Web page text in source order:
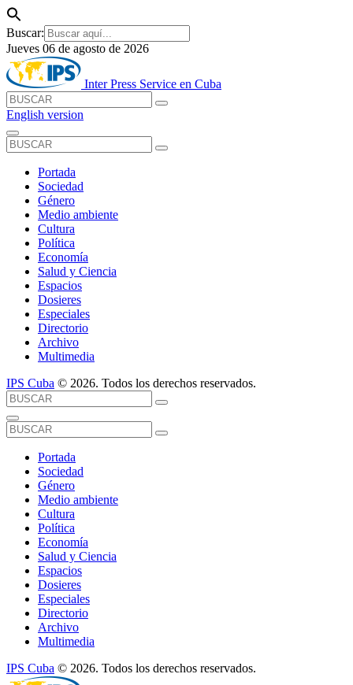
Buscar:
Jueves 06 de agosto de 2026
Inter Press Service en Cuba
English version
Portada
Sociedad
Género
Medio ambiente
Cultura
Política
Economía
Salud y Ciencia
Espacios
Dosieres
Especiales
Directorio
Archivo
Multimedia
IPS Cuba © 2026. Todos los derechos reservados.
Portada
Sociedad
Género
Medio ambiente
Cultura
Política
Economía
Salud y Ciencia
Espacios
Dosieres
Especiales
Directorio
Archivo
Multimedia
IPS Cuba © 2026. Todos los derechos reservados.